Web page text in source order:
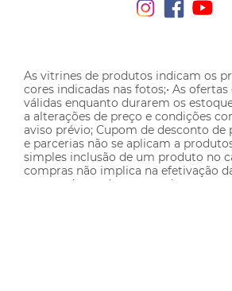
As vitrines de produtos indicam os
cores indicadas nas fotos;• As
válidas enquanto durarem os
a alterações de preço e condições
aviso prévio; Cupom de desconto de
e parcerias não se aplicam a
simples inclusão de um produto no
compras não implica na efetivação
reserva do produto, estando o